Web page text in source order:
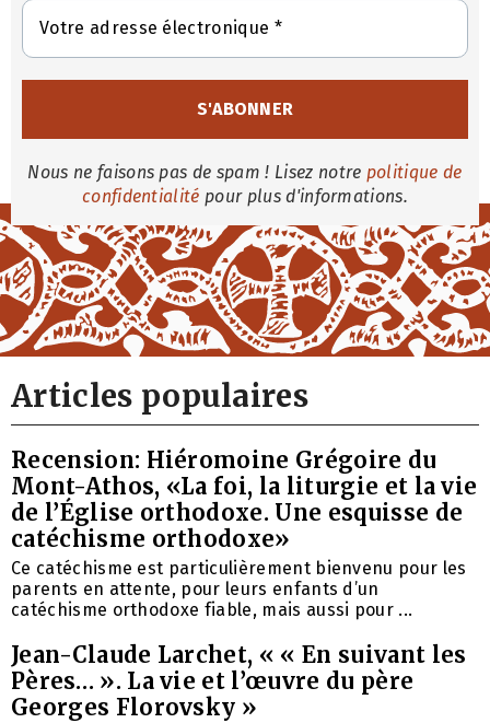
Nous ne faisons pas de spam ! Lisez notre politique de
confidentialité pour plus d'informations.
Articles populaires
Recension: Hiéromoine Grégoire du
Mont-Athos, «La foi, la liturgie et la vie
de l’Église orthodoxe. Une esquisse de
catéchisme orthodoxe»
Ce catéchisme est particulièrement bienvenu pour les
parents en attente, pour leurs enfants d’un
catéchisme orthodoxe fiable, mais aussi pour ...
Jean-Claude Larchet, « « En suivant les
Pères… ». La vie et l’œuvre du père
Georges Florovsky »